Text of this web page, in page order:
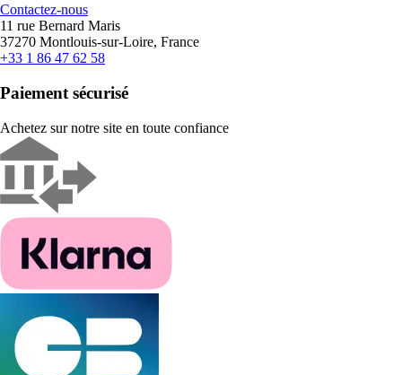
Contactez-nous
11 rue Bernard Maris
37270 Montlouis-sur-Loire, France
+33 1 86 47 62 58
Paiement sécurisé
Achetez sur notre site en toute confiance